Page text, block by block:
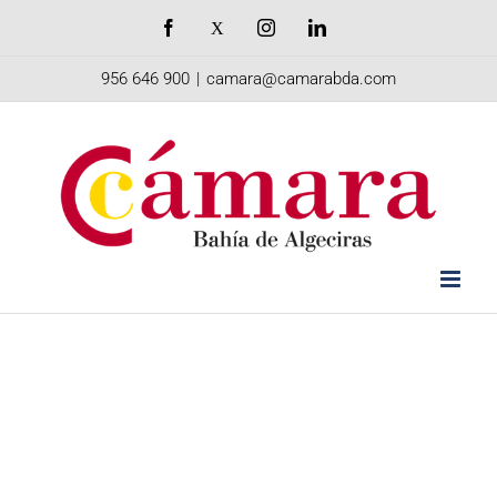
Facebook InstagramLinkedIn
956 646 900 | camara@camarabda.com